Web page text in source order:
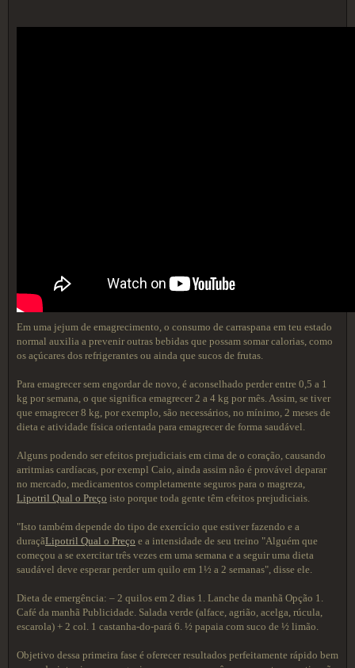
Em uma jejum de emagrecimento, o consumo de carraspana em teu estado
normal auxilia a prevenir outras bebidas que possam somar calorias, como
os açúcares dos refrigerantes ou ainda que sucos de frutas.
Para emagrecer sem engordar de novo, é aconselhado perder entre 0,5 a 1
kg por semana, o que significa emagrecer 2 a 4 kg por mês. Assim, se tiver
que emagrecer 8 kg, por exemplo, são necessários, no mínimo, 2 meses de
dieta e atividade física orientada para emagrecer de forma saudável.
Alguns podendo ser efeitos prejudiciais em cima de o coração, causando
arritmias cardíacas, por exempl Caio, ainda assim não é provável deparar
no mercado, medicamentos completamente seguros para o magreza,
Lipotril Qual o Preço isto porque toda gente têm efeitos prejudiciais.
"Isto também depende do tipo de exercício que estiver fazendo e a
duraçãLipotril Qual o Preço e a intensidade de seu treino "Alguém que
começou a se exercitar três vezes em uma semana e a seguir uma dieta
saudável deve esperar perder um quilo em 1½ a 2 semanas", disse ele.
Dieta de emergência: – 2 quilos em 2 dias 1. Lanche da manhã Opção 1.
Café da manhã Publicidade. Salada verde (alface, agrião, acelga, rúcula,
escarola) + 2 col. 1 castanha-do-pará 6. ½ papaia com suco de ½ limão.
Objetivo dessa primeira fase é oferecer resultados perfeitamente rápido bem